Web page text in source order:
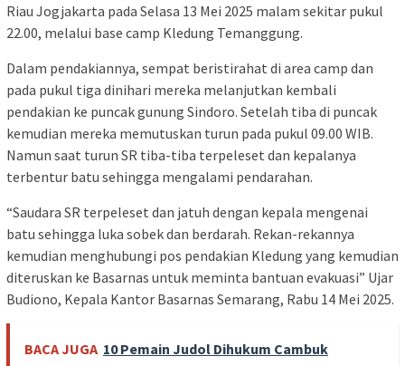
Riau Jogjakarta pada Selasa 13 Mei 2025 malam sekitar pukul
22.00, melalui base camp Kledung Temanggung.
Dalam pendakiannya, sempat beristirahat di area camp dan
pada pukul tiga dinihari mereka melanjutkan kembali
pendakian ke puncak gunung Sindoro. Setelah tiba di puncak
kemudian mereka memutuskan turun pada pukul 09.00 WIB.
Namun saat turun SR tiba-tiba terpeleset dan kepalanya
terbentur batu sehingga mengalami pendarahan.
“Saudara SR terpeleset dan jatuh dengan kepala mengenai
batu sehingga luka sobek dan berdarah. Rekan-rekannya
kemudian menghubungi pos pendakian Kledung yang kemudian
diteruskan ke Basarnas untuk meminta bantuan evakuasi” Ujar
Budiono, Kepala Kantor Basarnas Semarang, Rabu 14 Mei 2025.
BACA JUGA 10 Pemain Judol Dihukum Cambuk